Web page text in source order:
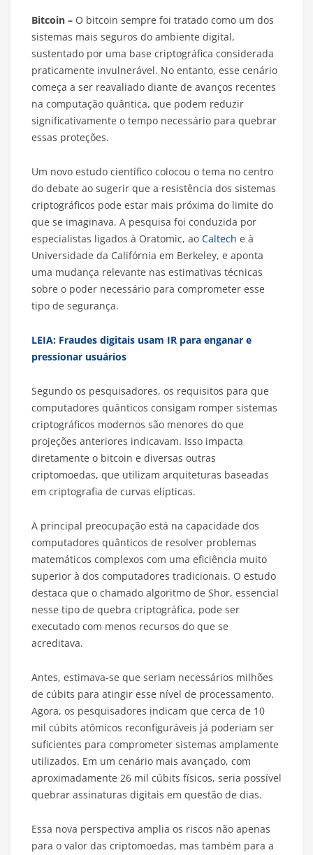
Bitcoin – O bitcoin sempre foi tratado como um dos
sistemas mais seguros do ambiente digital,
sustentado por uma base criptográfica considerada
praticamente invulnerável. No entanto, esse cenário
começa a ser reavaliado diante de avanços recentes
na computação quântica, que podem reduzir
significativamente o tempo necessário para quebrar
essas proteções.
Um novo estudo científico colocou o tema no centro
do debate ao sugerir que a resistência dos sistemas
criptográficos pode estar mais próxima do limite do
que se imaginava. A pesquisa foi conduzida por
especialistas ligados à Oratomic, ao Caltech e à
Universidade da Califórnia em Berkeley, e aponta
uma mudança relevante nas estimativas técnicas
sobre o poder necessário para comprometer esse
tipo de segurança.
LEIA: Fraudes digitais usam IR para enganar e
pressionar usuários
Segundo os pesquisadores, os requisitos para que
computadores quânticos consigam romper sistemas
criptográficos modernos são menores do que
projeções anteriores indicavam. Isso impacta
diretamente o bitcoin e diversas outras
criptomoedas, que utilizam arquiteturas baseadas
em criptografia de curvas elípticas.
A principal preocupação está na capacidade dos
computadores quânticos de resolver problemas
matemáticos complexos com uma eficiência muito
superior à dos computadores tradicionais. O estudo
destaca que o chamado algoritmo de Shor, essencial
nesse tipo de quebra criptográfica, pode ser
executado com menos recursos do que se
acreditava.
Antes, estimava-se que seriam necessários milhões
de cúbits para atingir esse nível de processamento.
Agora, os pesquisadores indicam que cerca de 10
mil cúbits atômicos reconfiguráveis já poderiam ser
suficientes para comprometer sistemas amplamente
utilizados. Em um cenário mais avançado, com
aproximadamente 26 mil cúbits físicos, seria possível
quebrar assinaturas digitais em questão de dias.
Essa nova perspectiva amplia os riscos não apenas
para o valor das criptomoedas, mas também para a